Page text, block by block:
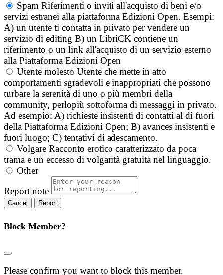
Spam Riferimenti o inviti all'acquisto di beni e/o
servizi estranei alla piattaforma Edizioni Open. Esempi:
A) un utente ti contatta in privato per vendere un
servizio di editing B) un LibriCK contiene un
riferimento o un link all'acquisto di un servizio esterno
alla Piattaforma Edizioni Open
Utente molesto Utente che mette in atto
comportamenti sgradevoli e inappropriati che possono
turbare la serenità di uno o più membri della
community, perlopiù sottoforma di messaggi in privato.
Ad esempio: A) richieste insistenti di contatti al di fuori
della Piattaforma Edizioni Open; B) avances insistenti e
fuori luogo; C) tentativi di adescamento.
Volgare Racconto erotico caratterizzato da poca
trama e un eccesso di volgarità gratuita nel linguaggio.
Other
Report note
Report
Block Member?
Please confirm you want to block this member.